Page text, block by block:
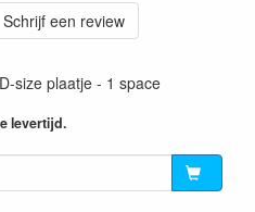
Schrijf een review
size plaatje - 1 space
levertijd.